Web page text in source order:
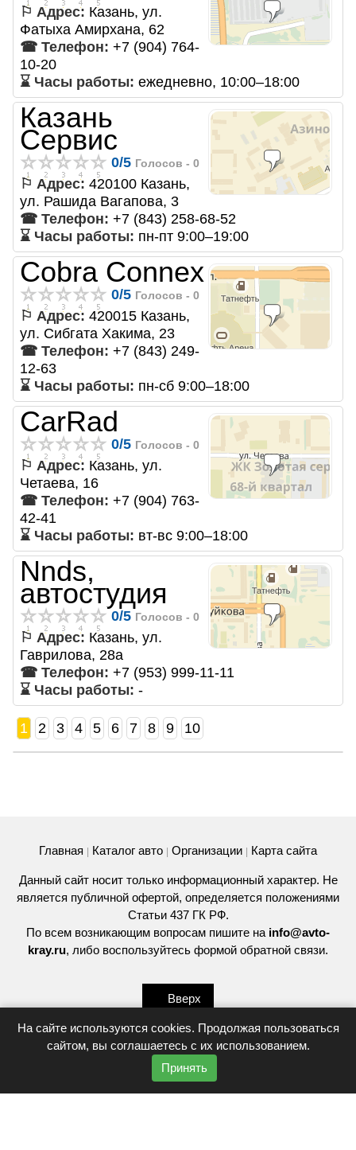
⚐ Адрес: Казань, ул.
Фатыха Амирхана, 62
☎ Телефон: +7 (904) 764-
10-20
⌛ Часы работы: ежедневно, 10:00–18:00
Казань
Сервис
0/5 Голосов - 0
⚐ Адрес: 420100 Казань,
ул. Рашида Вагапова, 3
☎ Телефон: +7 (843) 258-68-52
⌛ Часы работы: пн-пт 9:00–19:00
Cobra Connex
0/5 Голосов - 0
⚐ Адрес: 420015 Казань,
ул. Сибгата Хакима, 23
☎ Телефон: +7 (843) 249-
12-63
⌛ Часы работы: пн-сб 9:00–18:00
CarRad
0/5 Голосов - 0
⚐ Адрес: Казань, ул.
Четаева, 16
☎ Телефон: +7 (904) 763-
42-41
⌛ Часы работы: вт-вс 9:00–18:00
Nnds,
автостудия
0/5 Голосов - 0
⚐ Адрес: Казань, ул.
Гаврилова, 28а
☎ Телефон: +7 (953) 999-11-11
⌛ Часы работы: -
1 2 3 4 5 6 7 8 9 10
Главная Каталог авто Организации Карта сайта
Данный сайт носит только информационный характер. Не
является публичной офертой, определяется положениями
Статьи 437 ГК РФ.
По всем возникающим вопросам пишите на info@avto-
kray.ru, либо воспользуйтесь формой обратной связи.
Вверх
© 2026
На сайте используются cookies. Продолжая пользоваться
сайтом, вы соглашаетесь с их использованием.
Принять